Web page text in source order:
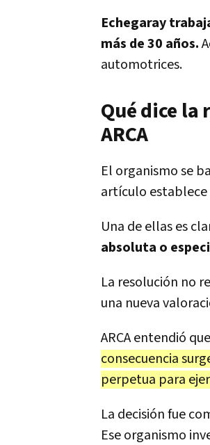
Echegaray
más de 30 años.
automotrices.
Qué dice la
ARCA
El organismo se
artículo establece
Una de ellas es
absoluta o
La resolución no
una nueva
ARCA entendió
consecuencia
perpetua para
La decisión fue
Ese organismo